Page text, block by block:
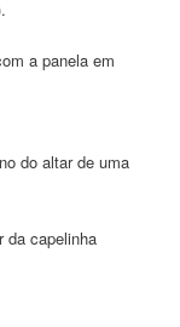
a panela em
do altar de uma
da capelinha